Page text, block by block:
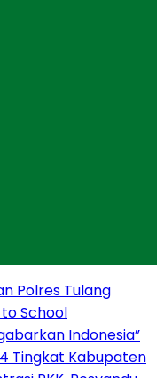
Polres Tulang
School
Indonesia”
Tingkat Kabupaten